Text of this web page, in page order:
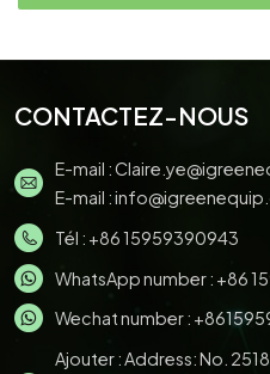
CONTACTEZ-NOUS
E-mail :
E-mail :
Tél : +86 15959390943
WhatsApp number : +86
Wechat number :
Ajouter : Address: No.